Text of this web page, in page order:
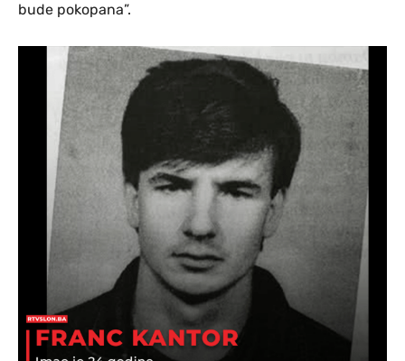
bude pokopana”.